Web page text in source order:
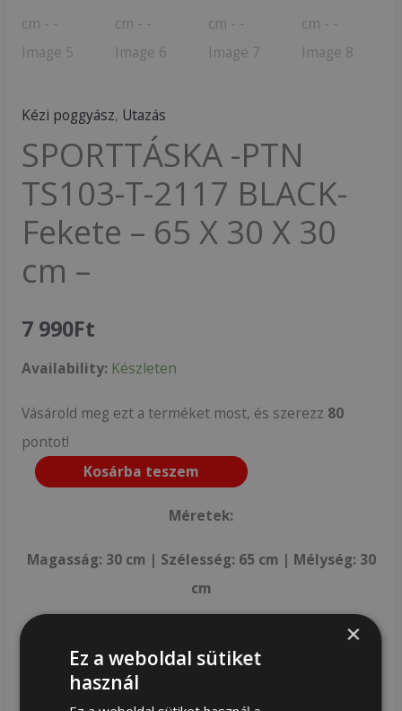
Kézi poggyász, Utazás
SPORTTÁSKA -PTN
TS103-T-2117 BLACK-
Fekete – 65 X 30 X 30
cm –
7 990Ft
Availability: Készleten
Vásárold meg ezt a terméket most, és szerezz 80
pontot!
Kosárba teszem
Méretek:
Magasság: 30 cm | Szélesség: 65 cm | Mélység: 30
cm
Maximális szíjhossz: 120 cm
×
Ez a weboldal sütiket
használ